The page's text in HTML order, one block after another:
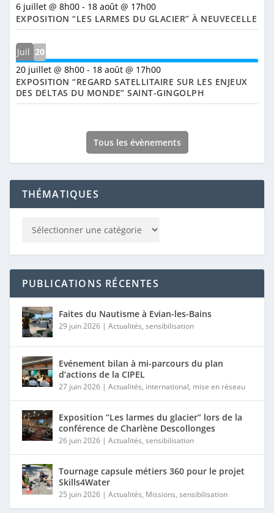
6 juillet @ 8h00- 18 août @ 17h00
EXPOSITION “LES LARMES DU GLACIER” À NEUVECELLE
Juil 20
20 juillet @ 8h00- 18 août @ 17h00
EXPOSITION “REGARD SATELLITAIRE SUR LES ENJEUX
DES DELTAS DU MONDE” SAINT-GINGOLPH
Tous les évènements
THÉMATIQUES
PUBLICATIONS RÉCENTES
Faites du Nautisme à Evian-les-Bains
29 juin 2026| Actualités, sensibilisation
Evénement bilan à mi-parcours du plan
d’actions de la CIPEL
27 juin 2026| Actualités, international, mise en réseau
Exposition “Les larmes du glacier” lors de la
conférence de Charlène Descollonges
26 juin 2026| Actualités, sensibilisation
Tournage capsule métiers 360 pour le projet
Skills4Water
25 juin 2026| Actualités, Missions, sensibilisation